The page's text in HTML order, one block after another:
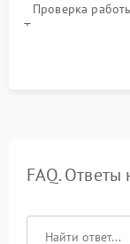
Проверка
Тестирование
FAQ.